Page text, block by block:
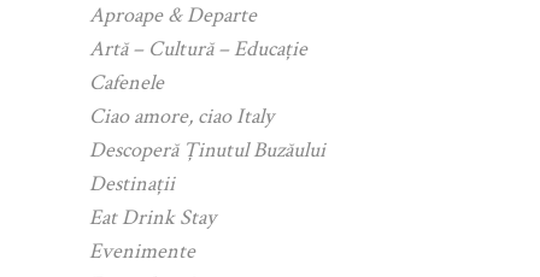
Aproape & Departe
Artă – Cultură – Educație
Cafenele
Ciao amore, ciao Italy
Descoperă Ținutul Buzăului
Destinații
Eat Drink Stay
Evenimente